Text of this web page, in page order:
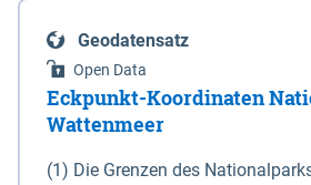
Geodatensatz
Open Data
Eckpunkt-Koordinaten
Wattenmeer
(1) Die Grenzen des